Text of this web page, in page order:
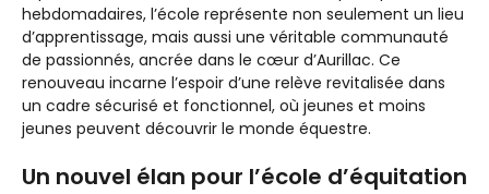
hebdomadaires, l’école représente non seulement un lieu
d’apprentissage, mais aussi une véritable communauté
de passionnés, ancrée dans le cœur d’Aurillac. Ce
renouveau incarne l’espoir d’une relève revitalisée dans
un cadre sécurisé et fonctionnel, où jeunes et moins
jeunes peuvent découvrir le monde équestre.
Un nouvel élan pour l’école d’équitation